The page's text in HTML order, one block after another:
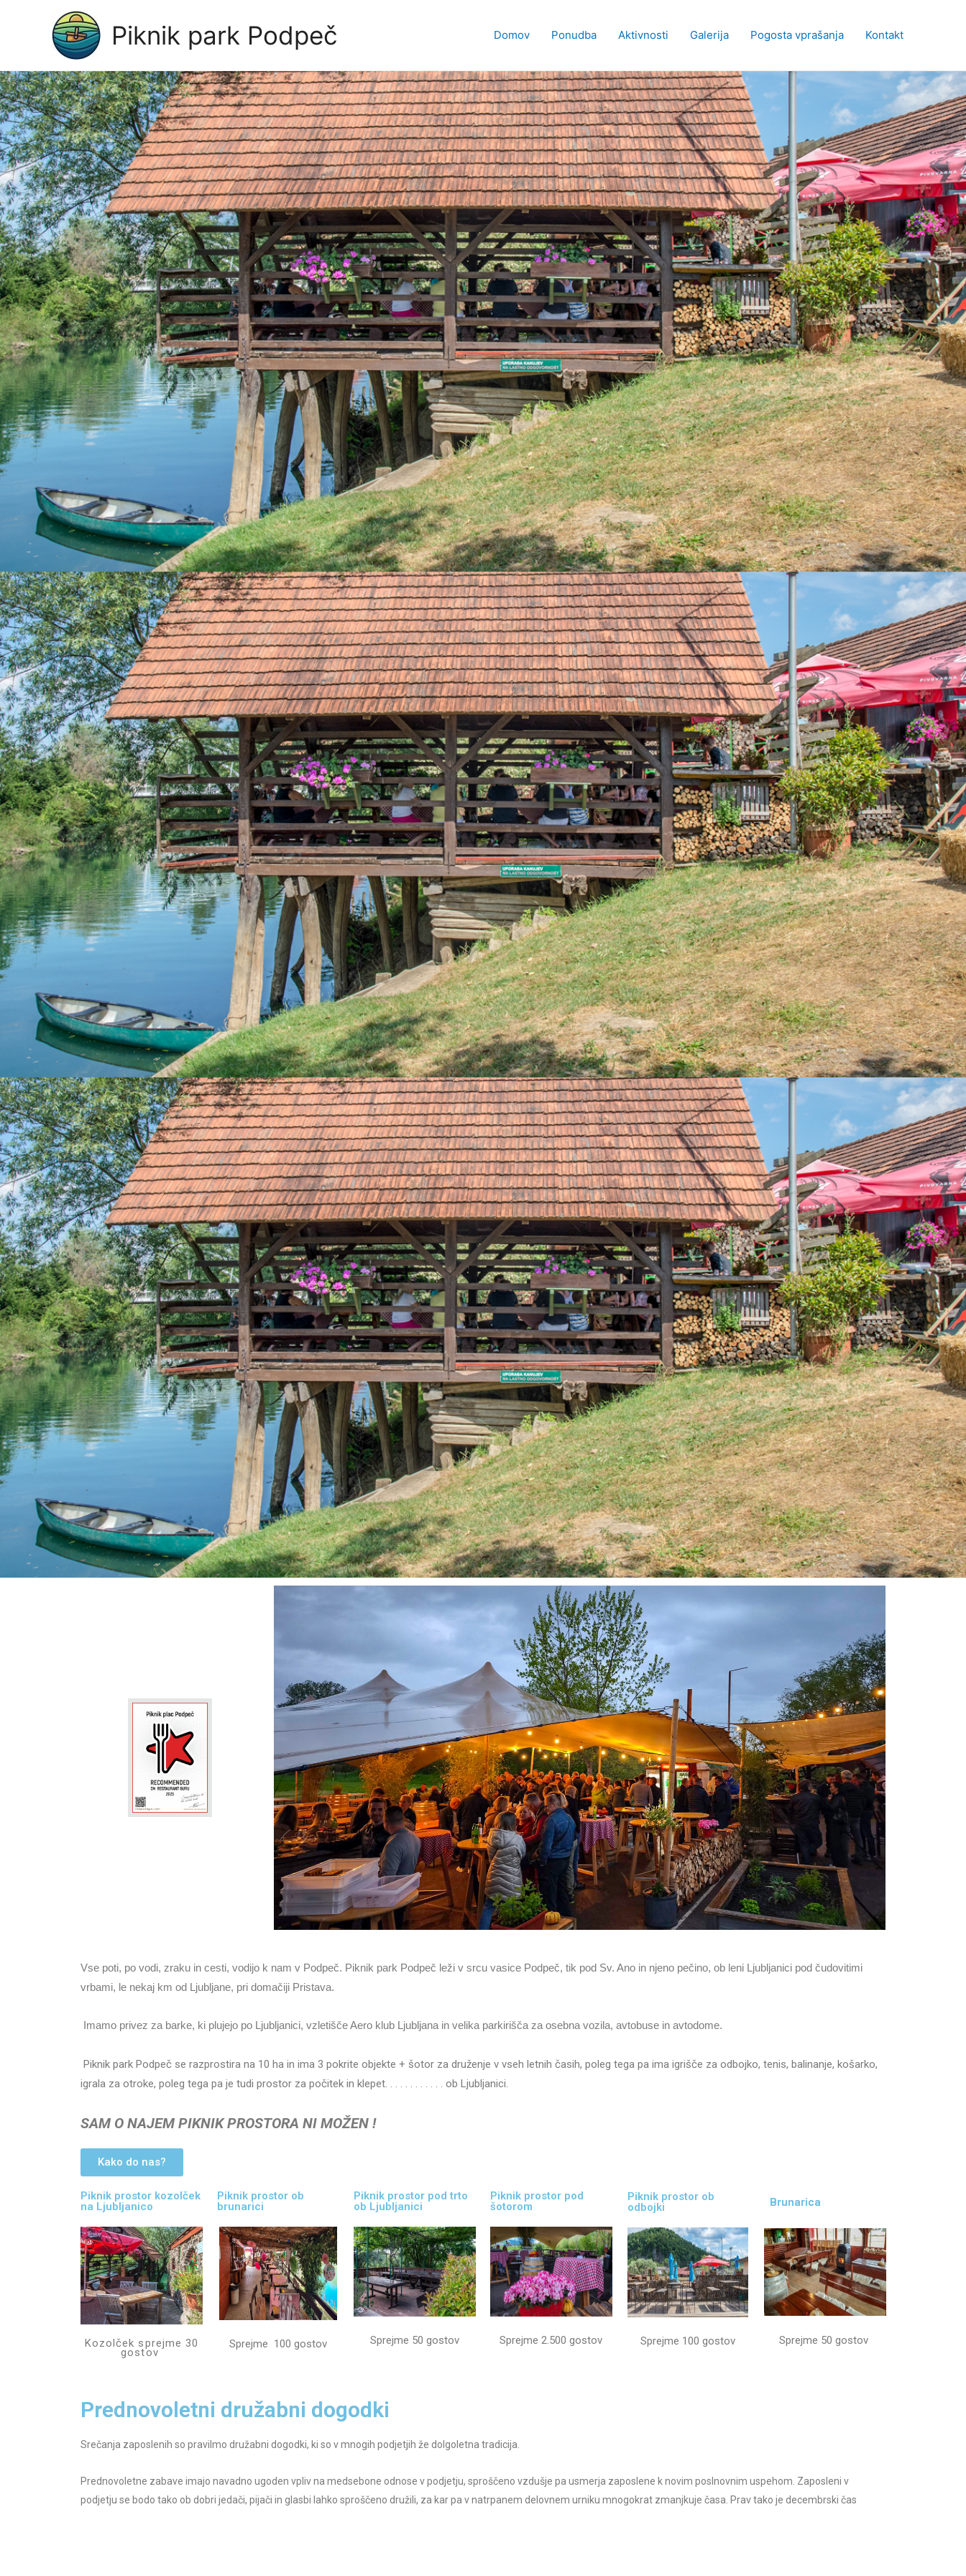
Piknik park Podpeč Domov Ponudba Aktivnosti Galerija Pogosta vprašanja Kontakt
Vse poti, po vodi, zraku in cesti, vodijo k nam v Podpeč. Piknik park Podpeč leži v srcu vasice Podpeč, tik pod Sv. Ano in njeno pečino, ob leni Ljubljanici pod čudovitimi
vrbami, le nekaj km od Ljubljane, pri domačiji Pristava.
Imamo privez za barke, ki plujejo po Ljubljanici, vzletišče Aero klub Ljubljana in velika parkirišča za osebna vozila, avtobuse in avtodome.
Piknik park Podpeč se razprostira na 10 ha in ima 3 pokrite objekte + šotor za druženje v vseh letnih časih, poleg tega pa ima igrišče za odbojko, tenis, balinanje, košarko,
igrala za otroke, poleg tega pa je tudi prostor za počitek in klepet. . . . . . . . . . . . ob Ljubljanici.
SAM O NAJEM PIKNIK PROSTORA NI MOŽEN !
Kako do nas?
Piknik prostor kozolček
na Ljubljanico
Kozolček sprejme 30
gostov
Piknik prostor ob
brunarici
Sprejme 100 gostov
Piknik prostor pod trto
ob Ljubljanici
Sprejme 50 gostov
Piknik prostor pod
šotorom
Sprejme 2.500 gostov
Piknik prostor ob
odbojki
Sprejme 100 gostov
Brunarica
Sprejme 50 gostov
Prednovoletni družabni dogodki
Srečanja zaposlenih so pravilmo družabni dogodki, ki so v mnogih podjetjih že dolgoletna tradicija.
Prednovoletne zabave imajo navadno ugoden vpliv na medsebone odnose v podjetju, sproščeno vzdušje pa usmerja zaposlene k novim poslnovnim uspehom. Zaposleni v
podjetju se bodo tako ob dobri jedači, pijači in glasbi lahko sproščeno družili, za kar pa v natrpanem delovnem urniku mnogokrat zmanjkuje časa. Prav tako je decembrski čas